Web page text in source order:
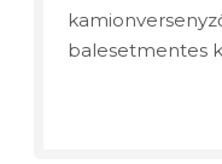
balesetmentes